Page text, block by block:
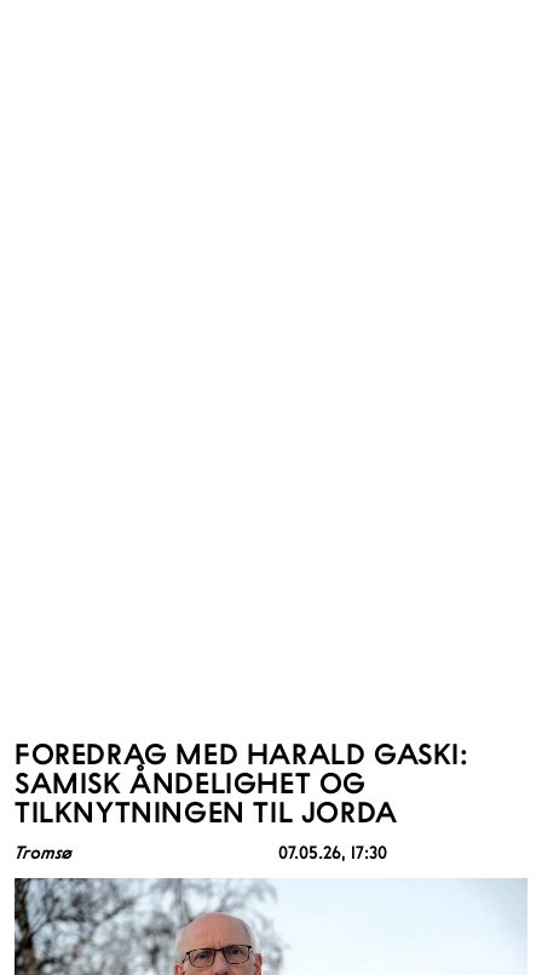
FOREDRAG MED HARALD GASKI:
SAMISK ÅNDELIGHET OG
TILKNYTNINGEN TIL JORDA
Tromsø 07.05.26, 17:30